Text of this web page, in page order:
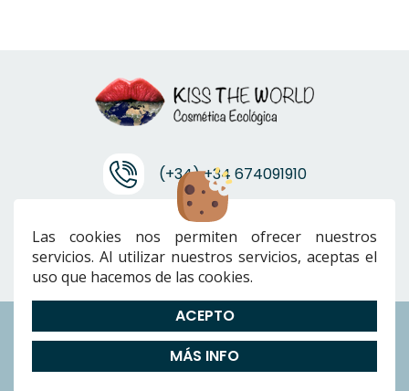
(+34) +34 674091910
info@ktwcanarias.com
Envíos|Devoluciones|Preguntas Frecuentes|Cookies|Aviso
Política de Privacidad|Términos y condiciones
Las cookies nos permiten ofrecer nuestros
servicios. Al utilizar nuestros servicios, aceptas el
uso que hacemos de las cookies.
ACEPTO
MÁS INFO